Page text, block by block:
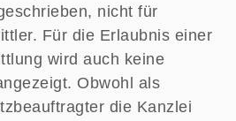
nicht für
Für die Erlaubnis einer
wird auch keine
Obwohl als
die Kanzlei